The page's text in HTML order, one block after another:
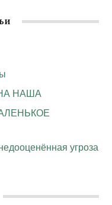
НАША
угроза